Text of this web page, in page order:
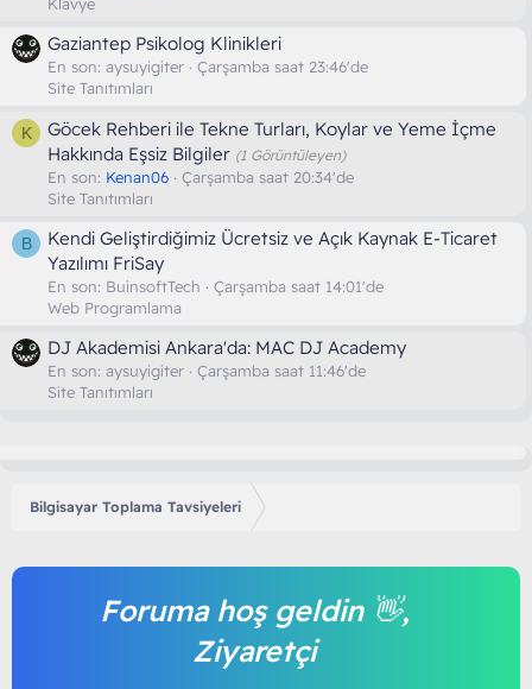
Gaziantep Psikolog Klinikleri
En son: aysuyigiter
Çarşamba saat 23:46'de
Site Tanıtımları
K
Göcek Rehberi ile Tekne Turları, Koylar ve Yeme İçme
Hakkında Eşsiz Bilgiler (1 Görüntüleyen)
En son: Kenan06
Çarşamba saat 20:34'de
Site Tanıtımları
B
Kendi Geliştirdiğimiz Ücretsiz ve Açık Kaynak E-Ticaret
Yazılımı FriSay
En son: BuinsoftTech
Çarşamba saat 14:01'de
Web Programlama
DJ Akademisi Ankara'da: MAC DJ Academy
En son: aysuyigiter
Çarşamba saat 11:46'de
Site Tanıtımları
Bilgisayar Toplama Tavsiyeleri
Foruma hoş geldin 👋,
Ziyaretçi